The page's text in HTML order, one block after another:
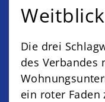
Weitblick
Die drei
des Verbandes
ein roter